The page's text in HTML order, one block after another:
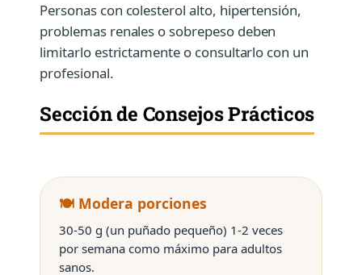
Personas con colesterol alto, hipertensión,
problemas renales o sobrepeso deben
limitarlo estrictamente o consultarlo con un
profesional.
Sección de Consejos Prácticos
🍽️ Modera porciones
30-50 g (un puñado pequeño) 1-2 veces
por semana como máximo para adultos
sanos.